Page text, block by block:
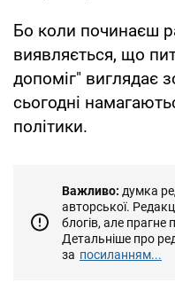
Бо коли починаєш
виявляється, що
допоміг" виглядає
сьогодні
політики.
Важливо: думка
авторської.
блогів, але прагне
Детальніше про
за посиланням...